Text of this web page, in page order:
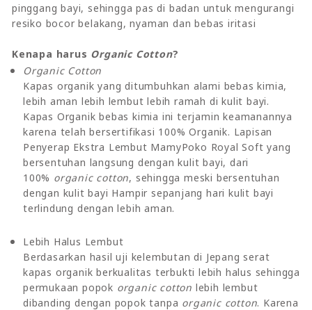
pinggang bayi, sehingga pas di badan untuk mengurangi
resiko bocor belakang, nyaman dan bebas iritasi
Kenapa harus Organic Cotton?
Organic Cotton
Kapas organik yang ditumbuhkan alami bebas kimia,
lebih aman lebih lembut lebih ramah di kulit bayi.
Kapas Organik bebas kimia ini terjamin keamanannya
karena telah bersertifikasi 100% Organik. Lapisan
Penyerap Ekstra Lembut MamyPoko Royal Soft yang
bersentuhan langsung dengan kulit bayi, dari
100% organic cotton, sehingga meski bersentuhan
dengan kulit bayi Hampir sepanjang hari kulit bayi
terlindung dengan lebih aman.
Lebih Halus Lembut
Berdasarkan hasil uji kelembutan di Jepang serat
kapas organik berkualitas terbukti lebih halus sehingga
permukaan popok organic cotton lebih lembut
dibanding dengan popok tanpa organic cotton. Karena